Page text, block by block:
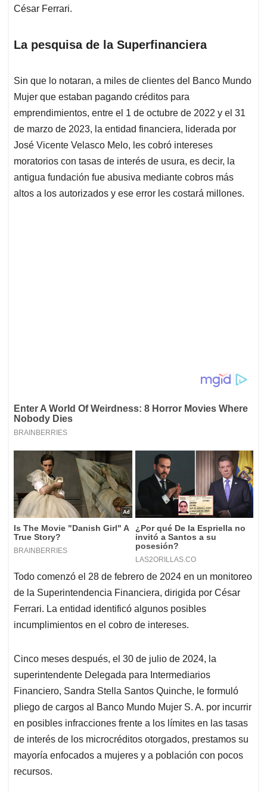
César Ferrari.
La pesquisa de la Superfinanciera
Sin que lo notaran, a miles de clientes del Banco Mundo
Mujer que estaban pagando créditos para
emprendimientos, entre el 1 de octubre de 2022 y el 31
de marzo de 2023, la entidad financiera, liderada por
José Vicente Velasco Melo, les cobró intereses
moratorios con tasas de interés de usura, es decir, la
antigua fundación fue abusiva mediante cobros más
altos a los autorizados y ese error les costará millones.
Todo comenzó el 28 de febrero de 2024 en un monitoreo
de la Superintendencia Financiera, dirigida por César
Ferrari. La entidad identificó algunos posibles
incumplimientos en el cobro de intereses.
Cinco meses después, el 30 de julio de 2024, la
superintendente Delegada para Intermediarios
Financiero, Sandra Stella Santos Quinche, le formuló
pliego de cargos al Banco Mundo Mujer S. A. por incurrir
en posibles infracciones frente a los límites en las tasas
de interés de los microcréditos otorgados, prestamos su
mayoría enfocados a mujeres y a población con pocos
recursos.